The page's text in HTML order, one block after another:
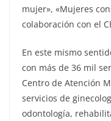
mujer», «Mujeres
colaboración con el
En este mismo
con más de 36 mil
Centro de Atención
servicios de
odontología,